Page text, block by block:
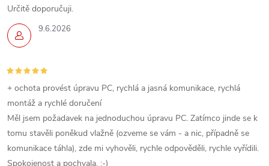
9.6.2026
Určitě doporučuji.
+ ochota provést úpravu PC, rychlá a jasná komunikace, rychlá
montáž a rychlé doručení
Měl jsem požadavek na jednoduchou úpravu PC. Zatímco jinde se k
tomu stavěli poněkud vlažně (ozveme se vám - a nic, případně se
komunikace táhla), zde mi vyhověli, rychle odpověděli, rychle vyřídili.
Spokojenost a pochvala. :-)